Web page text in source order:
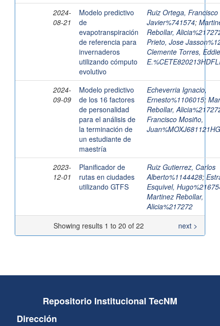
2024-
08-21
Modelo predictivo
de
evapotranspiración
de referencia para
invernaderos
utilizando cómputo
evolutivo
Ruiz Ortega, Francisco
Javier%741574;
Rebollar,
Prieto, Jose
Clemente Torres, Eddie
2024-
09-09
Modelo predictivo
de los 16 factores
de personalidad
para el análisis de
la terminación de
un estudiante de
maestría
Echeverria Ignacio,
Ernesto%1106015;
Rebollar,
Francisco Mosiño,
2023-
12-01
Planificador de
rutas en ciudades
utilizando GTFS
Ruiz Gutierrez, Carlos
Alberto%1144428;
Esquivel,
Martinez Rebollar,
Alicia%217272
Showing results 1 to 20 of 22
next >
Repositorio Institucional TecNM
Dirección